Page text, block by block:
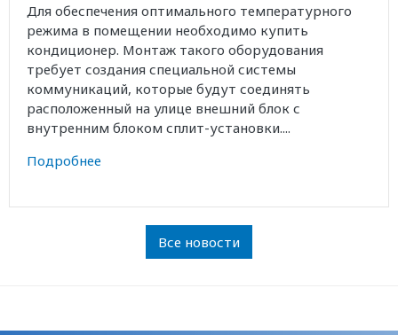
Для обеспечения оптимального температурного
режима в помещении необходимо купить
кондиционер. Монтаж такого оборудования
требует создания специальной системы
коммуникаций, которые будут соединять
расположенный на улице внешний блок с
внутренним блоком сплит-установки....
Подробнее
Все новости